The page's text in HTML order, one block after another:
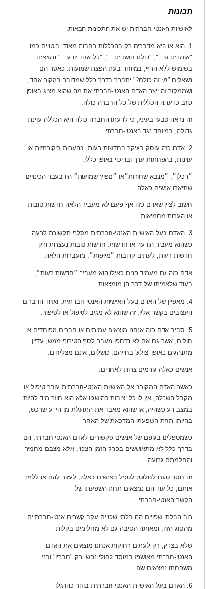
תכונות
לאישיות האנטי-חברתית יש את התכונות הבאות:
1. הוא או היא מדברים רק בהכללות רחבות מאוד.
ביטויים כמו
"אומרים ש...", "כולם חושבים...", "כל אחד יודע..." נמצאים
בשימוש ללא הרף, במיוחד בעת הפצת שמועות. כאשר הם
נשאלים "מי זה כולם?" יתברר בדרך כלל שמדובר במקור אחד,
ושממקור זה ייצר האדם האנטי-חברתי את מה שהוא מציג באופן
כוזב כדעתה הכללית של כל החברה כולה.
זה נראה טבעי בעיניו, כי לדעתו החברה כולה היא הכללה עוינת
גדולה, במיוחד נגד האנטי-חברתי.
2. אדם כזה עוסק בעיקר בחדשות רעות, בהערות ביקורתיות או
עוינות, בהפחתות ערך ובדיכוי באופן כללי.
״רכלן״, ״מנבא שחורות״או ״מפיץ שמועות״ היו בעבר הכינויים
שתיארו אנשים כאלה.
חשוב לציין שאדם כזה אף פעם לא מעביר הלאה חדשות טובות
או הערות מחמיאות.
3. האדם בעל האישיות האנטי-חברתית מסלף תקשורת לרעה
כשהוא מעביר הודעה או חדשות. חדשות טובות נעצרות ורק
חדשות רעות, לעתים קרובות ״מיוּפוֹת״, מועברות הלאה.
אדם כזה גם מעמיד פנים כאילו הוא מעביר ״חדשות רעות״,
בעוד שלאמיתו של דבר הן מומצאות.
4. מאפיין של האדם בעל האישיות האנטי-חברתית, ואחד הדברים
העצובים בקשר אליו, זה שהוא לא מגיב לטיפול או לשיפור.
5. סביב אדם כזה אנחנו מוצאים עמיתים או חברים מפוחדים או
חולים, אשר גם אם לא נדחפו מעבר לסף הטירוף ממש, עדיין
מתנהגים באופן 'צולע' בחייהם, כושלים, אינם מצליחים.
אנשים כאלה גורמים צרות לאחרים.
כאשר האדם המקורב אל האישיות האנטי-חברתית עובר טיפול או
מקבל השכלה, אין לו כל יציבות בהישגיו אלא הוא חוזר מיד להיות
במצב רע כשהיה, או שהוא מאבד את התועלת מן הידע שרכש,
בהיותו תחת השפעתו המדכאת של האחר.
כשמטפלים בגופם של אנשים שקשורים לאדם האנטי-חברתי, הם
בדרך כלל לא מתאוששים בפרק הזמן הצפוי, אלא מצבם מחמיר
והחלמתם גרועה.
זה חסר טעם לחלוטין לטפל באנשים כאלה, לעזור להם או ללמד
אותם, כל עוד הם נמצאים תחת השפעתו של
הקשר האנטי-חברתי.
רוב הבלתי שפויים הם בלתי שפויים עקב קשרים אנטי-חברתיים
מהסוג הזה, ומאותה הסיבה גם לא מחלימים בקלות.
שלא בצדק, רק לעתים רחוקות אנחנו מוצאים את האדם
האנטי-חברתי מאושפז במוסד לחולי נפש. רק "חבריו" ובני
משפחתו נמצאים שם.
6. האדם בעל האישיות האנטי-חברתית בוחר כהרגלו